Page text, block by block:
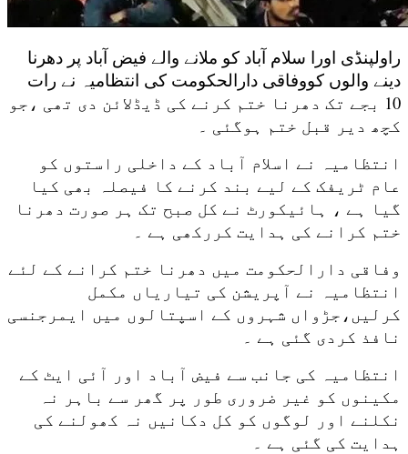
راولپنڈی اورا سلام آباد کو ملانے والے فیض آباد پر دھرنا
دینے والوں کووفاقی دارالحکومت کی انتظامیہ نے رات
10 بجے تک دھرنا ختم کرنے کی ڈیڈلائن دی تھی ،جو
کچھ دیر قبل ختم ہوگئی ۔
انتظامیہ نے اسلام آباد کے داخلی راستوں کو
عام ٹریفک کے لیے بند کرنے کا فیصلہ بھی کیا
گیا ہے ، ہائیکورٹ نے کل صبح تک ہر صورت دھرنا
ختم کرانے کی ہدایت کررکھی ہے ۔
وفاقی دارالحکومت میں دھرنا ختم کرانے کے لئے
انتظامیہ نے آپریشن کی تیاریاں مکمل
کرلیں،جڑواں شہروں کے اسپتالوں میں ایمرجنسی
نافذ کردی گئی ہے ۔
انتظامیہ کی جانب سے فیض آباد اور آئی ایٹ کے
مکینوں کو غیر ضروری طور پر گھر سے باہر نہ
نکلنے اور لوگوں کو کل دکانیں نہ کھولنے کی
ہدایت کی گئی ہے ۔